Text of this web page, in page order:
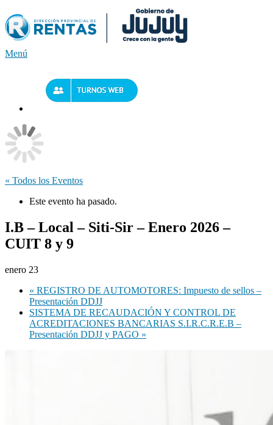
al
contenido
Menú
« Todos los Eventos
Este evento ha pasado.
I.B – Local – Siti-Sir – Enero 2026 –
CUIT 8 y 9
enero 23
« REGISTRO DE AUTOMOTORES: Impuesto de sellos –
Presentación DDJJ
SISTEMA DE RECAUDACIÓN Y CONTROL DE
ACREDITACIONES BANCARIAS S.I.R.C.R.E.B –
Presentación DDJJ y PAGO »